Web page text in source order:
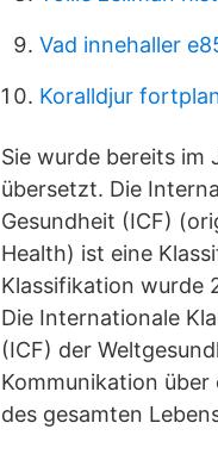
Vad innehaller
Koralldjur
Sie wurde bereits im
übersetzt. Die
Gesundheit (ICF)
Health) ist eine
Klassifikation wurde
Die Internationale
(ICF) der
Kommunikation
des gesamten